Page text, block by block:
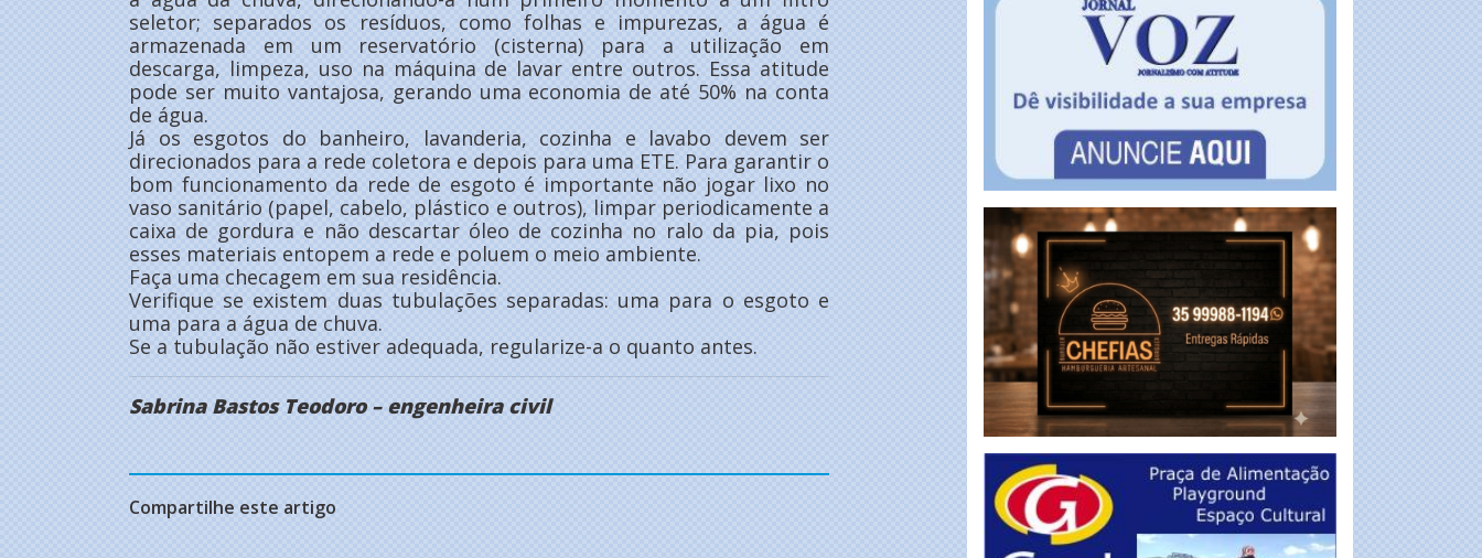
seletor; separados os resíduos, como folhas e impurezas, a água é
armazenada em um reservatório (cisterna) para a utilização em
descarga, limpeza, uso na máquina de lavar entre outros. Essa atitude
pode ser muito vantajosa, gerando uma economia de até 50% na conta
de água.
Já os esgotos do banheiro, lavanderia, cozinha e lavabo devem ser
direcionados para a rede coletora e depois para uma ETE. Para garantir o
bom funcionamento da rede de esgoto é importante não jogar lixo no
vaso sanitário (papel, cabelo, plástico e outros), limpar periodicamente a
caixa de gordura e não descartar óleo de cozinha no ralo da pia, pois
esses materiais entopem a rede e poluem o meio ambiente.
Faça uma checagem em sua residência.
Verifique se existem duas tubulações separadas: uma para o esgoto e
uma para a água de chuva.
Se a tubulação não estiver adequada, regularize-a o quanto antes.
Sabrina Bastos Teodoro – engenheira civil
Compartilhe este artigo